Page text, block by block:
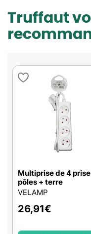
Truffaut
Multiprise de 4
pôles + terre
VELAMP
26,91€